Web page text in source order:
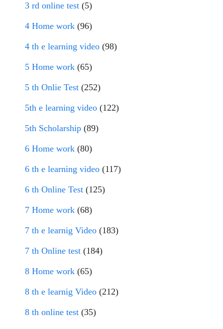
3 rd online test (5)
4 Home work (96)
4 th e learning video (98)
5 Home work (65)
5 th Onlie Test (252)
5th e learning video (122)
5th Scholarship (89)
6 Home work (80)
6 th e learning video (117)
6 th Online Test (125)
7 Home work (68)
7 th e learnig Video (183)
7 th Online test (184)
8 Home work (65)
8 th e learnig Video (212)
8 th online test (35)